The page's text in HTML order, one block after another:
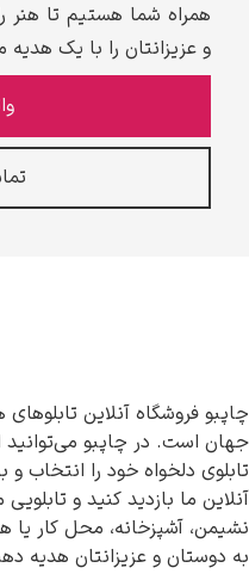
همراه شما هستیم تا هنر
و عزیزانتان را با یک
چاپبو فروشگاه آنلاین تابلوهای
جهان است. در چاپبو می‌توانید
تابلوی دلخواه خود را انتخاب
آنلاین ما بازدید کنید و
نشیمن، آشپزخانه، محل کار یا
به دوستان و عزیزانتان هدیه